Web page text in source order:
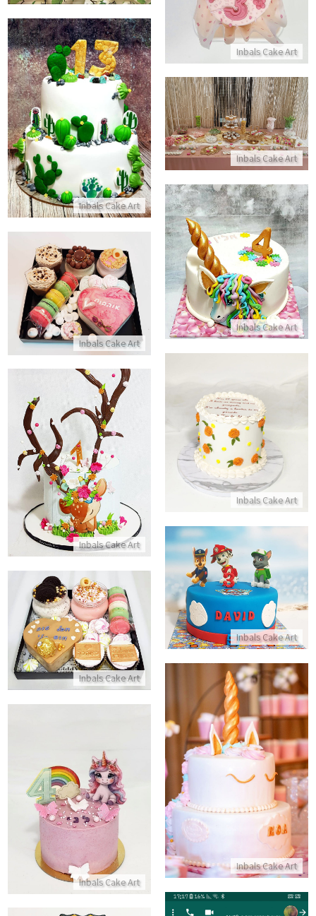
Inbals Cake Art
Inbals Cake Art
עוגת קומות מבצק סוכר לבר
התקשר/י
Inbals Cake Art
שולחן מתוקים בת מצווה
התקשר/י
Inbals Cake Art
עוגת חד קרן כשרה מבצק סוכר
התקשר/י
Inbals Cake Art
מארז מתוק
התקשר/י
Inbals Cake Art
עוגת יום הולדת מיוחדת לבנות עם פרחים ולבבות
התקשר/י
Inbals Cake Art
עוגת במבי מעוצבת
התקשר/י
Inbals Cake Art
עוגת מפרץ ההרפתקאות
התקשר/י
Inbals Cake Art
מארז מתוקים ליום הולדת
התקשר/י
Inbals Cake Art
עוגת קומות חד קרן
התקשר/י
Inbals Cake Art
עוגת יום הולדת לבנות עם חד
התקשר/י